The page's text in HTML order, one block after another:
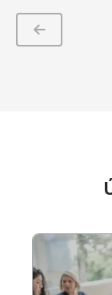
Um grande